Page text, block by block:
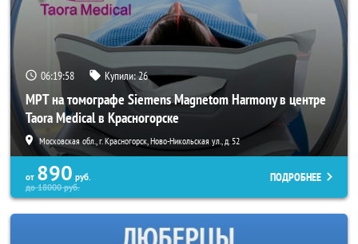
06:19:58 Купили:26
МРТ на томографе Siemens Magnetom Harmony в центре
Taora Medical в Красногорске
Московская обл., г. Красногорск, Ново-Никольская ул., д. 52
от 890 руб.
до18000руб.
ПОДРОБНЕЕ